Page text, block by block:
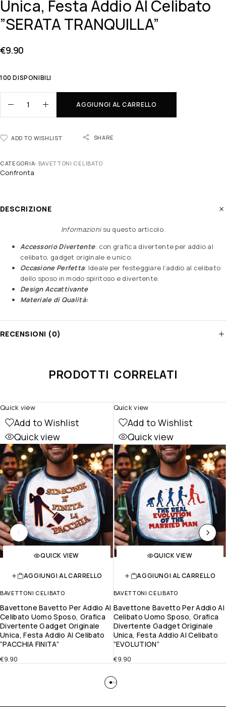
Unica, Festa Addio Al Celibato
”SERATA TRANQUILLA”
€9.90
100 DISPONIBILI
AGGIUNGI AL CARRELLO
ADD TO WISHLIST SHARE
CATEGORIA: BAVETTONI CELIBATO
Confronta
DESCRIZIONE
Informazionisu questo articolo.
Accessorio Divertente: con grafica divertente per addio al
celibato, gadget originale e unico.
Occasione Perfetta: Ideale per festeggiare l’addio al celibato
dello sposo in modo spiritoso e divertente.
Design Accattivante
Materiale di Qualità:
RECENSIONI (0)
PRODOTTI CORRELATI
Add to Wishlist
Quick view
QUICK VIEW
AGGIUNGI AL CARRELLO
BAVETTONI CELIBATO
Bavettone Bavetto Per Addio Al
Celibato Uomo Sposo, Grafica
Divertente Gadget Originale
Unica, Festa Addio Al Celibato
”PACCHIA FINITA”
€9.90
Quick view
Add to Wishlist
Quick view
QUICK VIEW
AGGIUNGI AL CARRELLO
BAVETTONI CELIBATO
Bavettone Bavetto Per Addio Al
Celibato Uomo Sposo, Grafica
Divertente Gadget Originale
Unica, Festa Addio Al Celibato
”EVOLUTION”
€9.90
Quick view